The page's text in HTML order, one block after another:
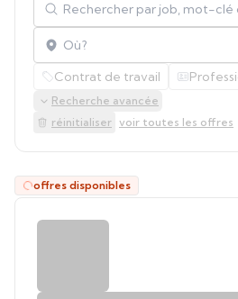
Localisation
Contrat de travail
Recherche avancée
réinitialiser voir toutes les offres
offres disponibles